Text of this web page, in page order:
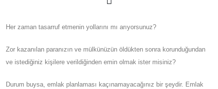
Her zaman tasarruf etmenin yollarını mı arıyorsunuz?
Zor kazanılan paranızın ve mülkünüzün öldükten sonra korunduğundan
ve istediğiniz kişilere verildiğinden emin olmak ister misiniz?
Durum buysa, emlak planlaması kaçınamayacağınız bir şeydir. Emlak